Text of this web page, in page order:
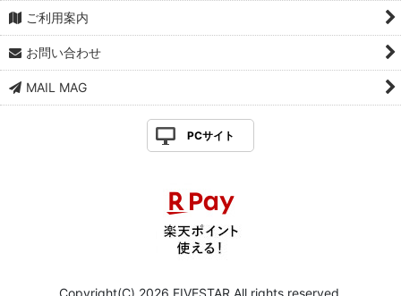
ご利用案内
お問い合わせ
MAIL MAG
PCサイト
Copyright(C) 2026 FIVESTAR All rights reserved.